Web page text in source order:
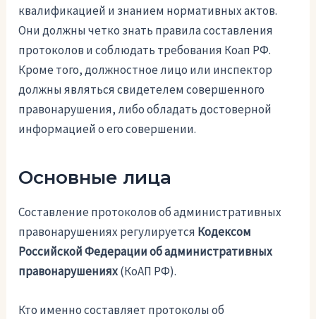
квалификацией и знанием нормативных актов.
Они должны четко знать правила составления
протоколов и соблюдать требования Коап РФ.
Кроме того, должностное лицо или инспектор
должны являться свидетелем совершенного
правонарушения, либо обладать достоверной
информацией о его совершении.
Основные лица
Составление протоколов об административных
правонарушениях регулируется Кодексом
Российской Федерации об административных
правонарушениях(КоАП РФ).
Кто именно составляет протоколы об